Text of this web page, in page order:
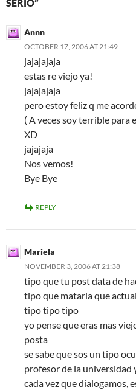
SERIO”
Annn
OCTOBER 17, 2006 AT 21:49
jajajajaja
estas re viejo ya!
jajajajaja
pero estoy feliz q me
( A veces soy terrible para
XD
jajajaja
Nos vemos!
Bye Bye
REPLY
Mariela
NOVEMBER 3, 2006 AT 21:38
tipo que tu post data de
tipo que mataria que
tipo tipo tipo
yo pense que eras mas
posta
se sabe que sos un tipo
profesor de la universidad
cada vez que dialogamos,